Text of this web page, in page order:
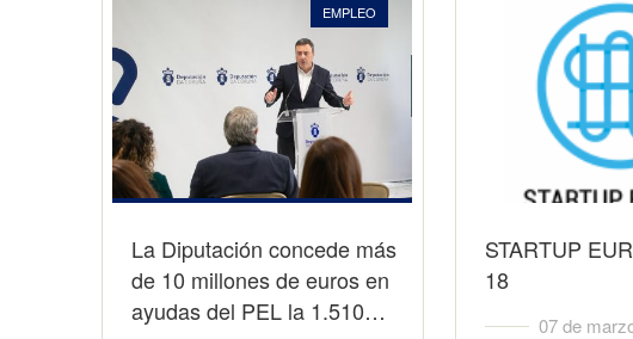
EMPLEO
La Diputación concede más
de 10 millones de euros en
ayudas del PEL la 1.510…
STARTUP
18
07 de